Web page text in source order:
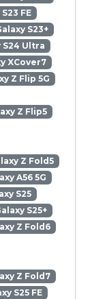
FE
S23+
S24 Ultra
XCover7
Z Flip 5G
Z Flip5
Z Fold5
A56 5G
S25
S25+
Z Fold6
Z Fold7
S25 FE